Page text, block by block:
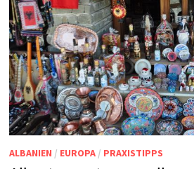
ALBANIEN / EUROPA/ PRAXISTIPPS